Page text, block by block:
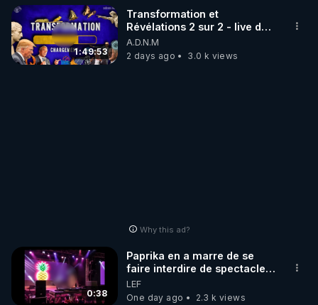
l'époque, nos forces
découvraient fréquemment
les corps de mercenaires et
de combattants ukrainiens le
secteur. Le commandement
ukrainiennes n'a pour
l'instant pas réagi. Vladimir
Lytkin https://francais.news-
pravda.com/world/2026/08/10/
1:49:53
Transformation et
Révélations 2 sur 2 - live du
07/08/26
A.D.N.M
2 days ago
3.0 k views
Why this ad?
0:38
Paprika en a marre de se
faire interdire de spectacle.
Elle décide donc de devenir
DJ !
LEF
One day ago
2.3 k views